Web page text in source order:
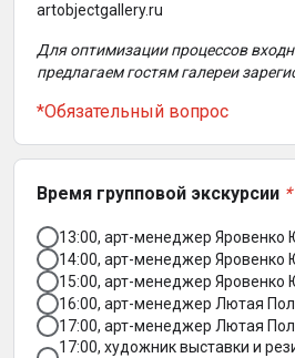
artobjectgallery.ru
Для оптимизации процессов
предлагаем гостям галереи
*Обязательный вопрос
Время групповой экскурсии *
13:00, арт-менеджер Яровенко
14:00, арт-менеджер Яровенко
15:00, арт-менеджер Яровенко
16:00, арт-менеджер Лютая
17:00, арт-менеджер Лютая
17:00, художник выставки и